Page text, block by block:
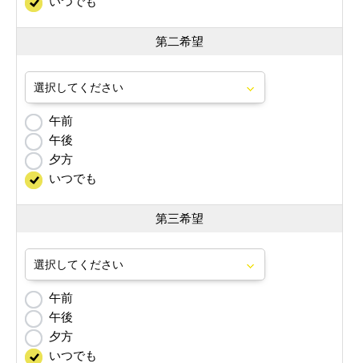
第二希望
午前
午後
夕方
いつでも
第三希望
午前
午後
夕方
いつでも